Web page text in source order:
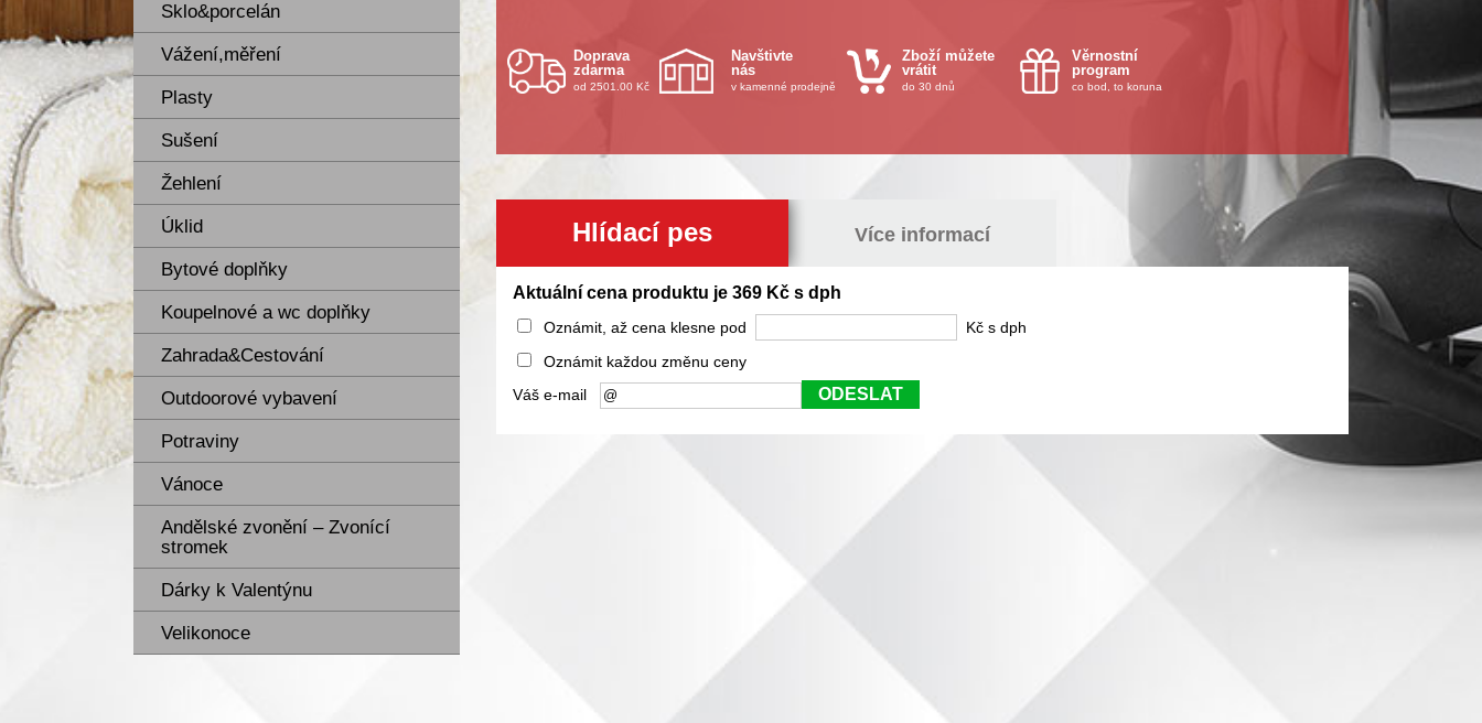
Sklo&porcelán
Vážení,měření
Plasty
Sušení
Žehlení
Úklid
Bytové doplňky
Koupelnové a wc doplňky
Zahrada&Cestování
Outdoorové vybavení
Potraviny
Vánoce
Andělské zvonění – Zvonící
stromek
Dárky k Valentýnu
Velikonoce
Doprava
zdarma
od 2501.00 Kč
Navštivte
nás
v kamenné prodejně
Zboží můžete
vrátit
do 30 dnů
Věrnostní
program
co bod, to koruna
Hlídací pes Více informací
Aktuální cena produktu je 369 Kč s dph
Oznámit, až cena klesne pod
Kč s dph
Oznámit každou změnu ceny
Váš e-mail
ODESLAT